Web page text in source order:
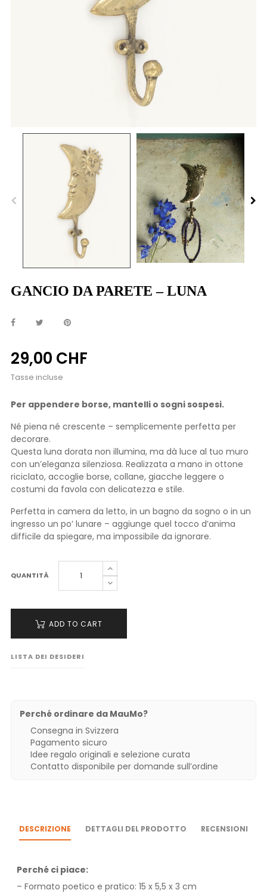
GANCIO DA PARETE – LUNA
29,00 CHF
Tasse incluse
Per appendere borse, mantelli o sogni sospesi.
Né piena né crescente – semplicemente perfetta per
decorare.
Questa luna dorata non illumina, ma dà luce al tuo muro
con un’eleganza silenziosa. Realizzata a mano in ottone
riciclato, accoglie borse, collane, giacche leggere o
costumi da favola con delicatezza e stile.
Perfetta in camera da letto, in un bagno da sogno o in un
ingresso un po’ lunare – aggiunge quel tocco d’anima
difficile da spiegare, ma impossibile da ignorare.
QUANTITÀ
ADD TO CART
LISTA DEI DESIDERI
Perché ordinare da MauMo?
Consegna in Svizzera
Pagamento sicuro
Idee regalo originali e selezione curata
Contatto disponibile per domande sull’ordine
DESCRIZIONE DETTAGLI DEL PRODOTTO RECENSIONI
Perché ci piace:
– Formato poetico e pratico: 15 x 5,5 x 3 cm